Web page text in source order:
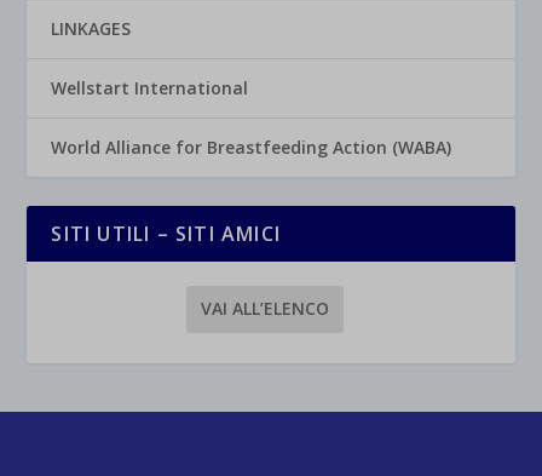
LINKAGES
Wellstart International
World Alliance for Breastfeeding Action (WABA)
SITI UTILI – SITI AMICI
VAI ALL’ELENCO